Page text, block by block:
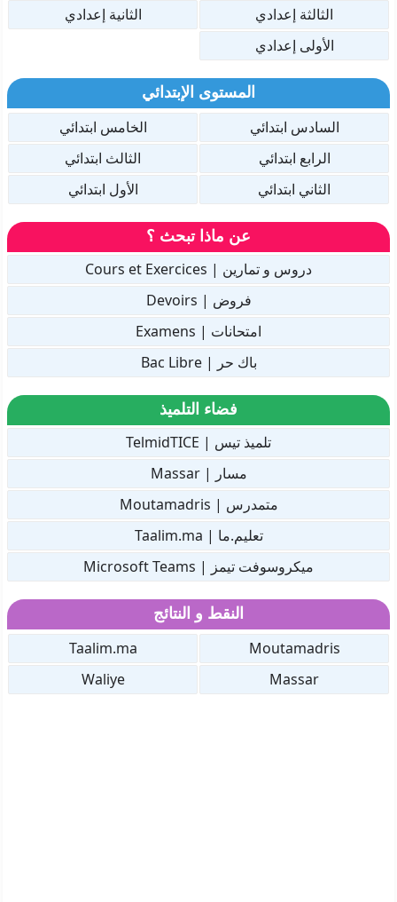
الثالثة إعدادي
الثانية إعدادي
الأولى إعدادي
المستوى الإبتدائي
السادس ابتدائي
الخامس ابتدائي
الرابع ابتدائي
الثالث ابتدائي
الثاني ابتدائي
الأول ابتدائي
عن ماذا تبحث ؟
دروس و تمارين | Cours et Exercices
فروض | Devoirs
امتحانات | Examens
باك حر | Bac Libre
فضاء التلميذ
تلميذ تيس | TelmidTICE
مسار | Massar
متمدرس | Moutamadris
تعليم.ما | Taalim.ma
ميكروسوفت تيمز | Microsoft Teams
النقط و النتائج
Moutamadris
Taalim.ma
Massar
Waliye